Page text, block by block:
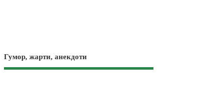
Гумор, жарти, анекдоти